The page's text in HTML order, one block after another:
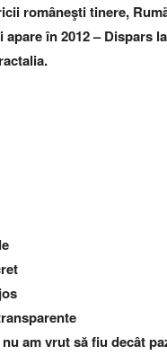
româneşti tinere,
apare în 2012 – Dispars
am vrut să fiu decât